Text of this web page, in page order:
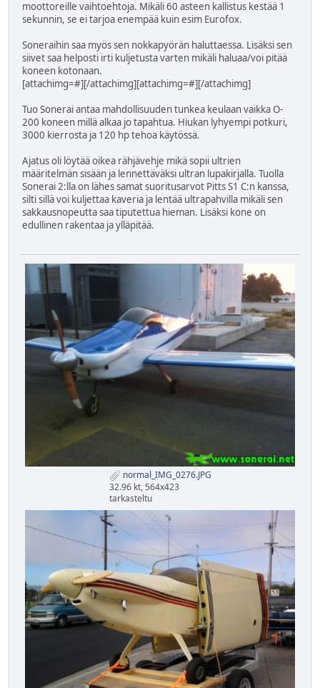
moottoreille vaihtoehtoja. Mikäli 60 asteen kallistus kestää 1
sekunnin, se ei tarjoa enempää kuin esim Eurofox.
Soneraihin saa myös sen nokkapyörän haluttaessa. Lisäksi sen
siivet saa helposti irti kuljetusta varten mikäli haluaa/voi pitää
koneen kotonaan.
[attachimg=#][/attachimg][attachimg=#][/attachimg]
Tuo Sonerai antaa mahdollisuuden tunkea keulaan vaikka O-
200 koneen millä alkaa jo tapahtua. Hiukan lyhyempi potkuri,
3000 kierrosta ja 120 hp tehoa käytössä.
Ajatus oli löytää oikea rähjävehje mikä sopii ultrien
määritelmän sisään ja lennettäväksi ultran lupakirjalla. Tuolla
Sonerai 2:lla on lähes samat suoritusarvot Pitts S1 C:n kanssa,
silti sillä voi kuljettaa kaveria ja lentää ultrapahvilla mikäli sen
sakkausnopeutta saa tiputettua hieman. Lisäksi kone on
edullinen rakentaa ja ylläpitää.
normal_IMG_0276.JPG
32.96 kt, 564x423
tarkasteltu